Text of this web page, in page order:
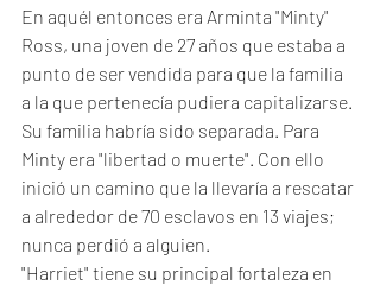
En aquél entonces era Arminta "Minty"
Ross, una joven de 27 años que estaba a
punto de ser vendida para que la familia
a la que pertenecía pudiera capitalizarse.
Su familia habría sido separada. Para
Minty era "libertad o muerte". Con ello
inició un camino que la llevaría a rescatar
a alrededor de 70 esclavos en 13 viajes;
nunca perdió a alguien.
"Harriet" tiene su principal fortaleza en